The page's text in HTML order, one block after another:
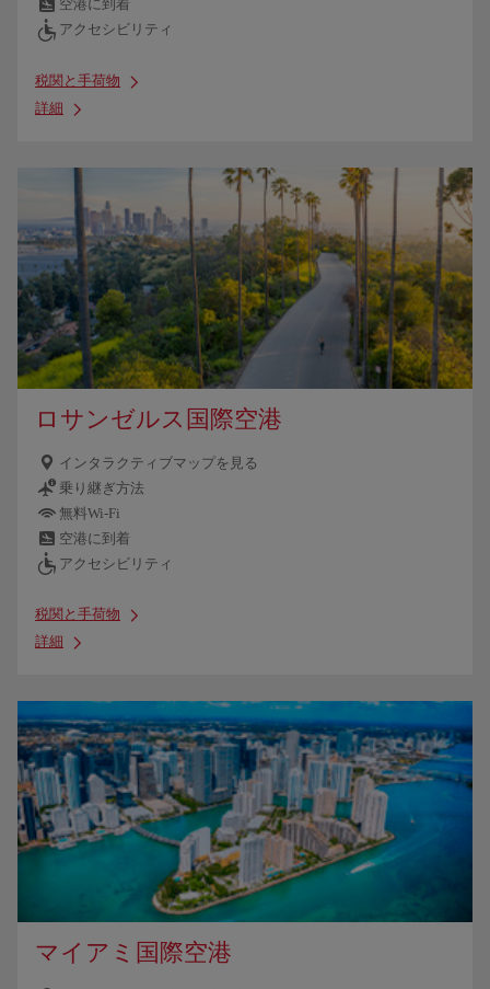
空港に到着
アクセシビリティ
税関と手荷物
詳細
ロサンゼルス国際空港
インタラクティブマップを見る
乗り継ぎ方法
無料Wi-Fi
空港に到着
アクセシビリティ
税関と手荷物
詳細
マイアミ国際空港